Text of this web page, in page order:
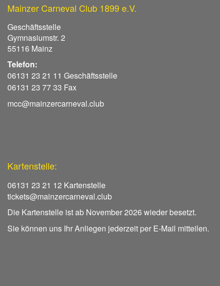
Mainzer Carneval Club 1899 e.V.
Geschäftsstelle
Gymnasiumstr. 2
55116 Mainz
Telefon:
06131 23 21 11 Geschäftsstelle
06131 23 77 33 Fax
mcc@mainzercarneval.club
Kartenstelle:
06131 23 21 12 Kartenstelle
tickets@mainzercarneval.club
Die Kartenstelle ist ab November 2026 wieder besetzt.
Sie können uns Ihr Anliegen jederzeit per E-Mail mitteilen.